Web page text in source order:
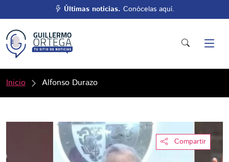
Últimas noticias. Conócelas aquí.
Inicio Alfonso Durazo
Compartir